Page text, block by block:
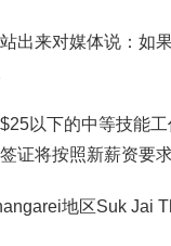
出来对媒体说：如
以下的中等技能
证将按照新薪资要求
地区Suk Jai